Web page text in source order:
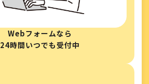
Webフォームなら
24時間いつでも受付中